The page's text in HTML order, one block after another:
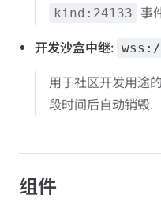
kind:24133
事
开发沙盒中继:
用于社区开发用途
段时间后自动销毁.
组件